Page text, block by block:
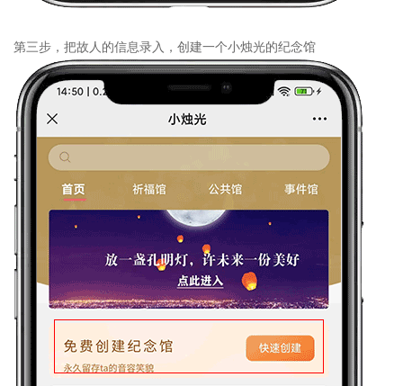
第三步，把故人的信息录入，创建一个小烛光的纪念馆